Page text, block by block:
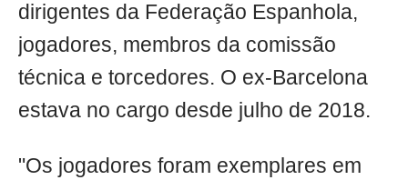
dirigentes da Federação Espanhola,
jogadores, membros da comissão
técnica e torcedores. O ex-Barcelona
estava no cargo desde julho de 2018.
"Os jogadores foram exemplares em